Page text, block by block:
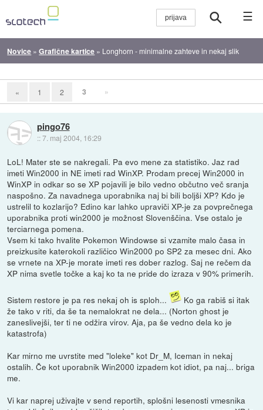
☰
Novice »Grafične kartice » Longhorn - minimalne zahteve in nekaj slik
« 1 2 3 »
pingo76
::7. maj 2004, 16:29
LoL! Mater ste se nakregali. Pa evo mene za statistiko. Jaz rad
imeti Win2000 in NE imeti rad WinXP. Prodam precej Win2000 in
WinXP in odkar so se XP pojavili je bilo vedno občutno več sranja
naspošno. Za navadnega uporabnika naj bi bili boljši XP? Kdo je
ustrelil to kozlarijo? Edino kar lahko upraviči XP-je za povprečnega
uporabnika proti win2000 je možnost Slovenščina. Vse ostalo je
terciarnega pomena.
Vsem ki tako hvalite Pokemon Windowse si vzamite malo časa in
preizkusite katerokoli različico Win2000 po SP2 za mesec dni. Ako
se vrnete na XP-je morate imeti res dober razlog. Saj ne rečem da
XP nima svetle točke a kaj ko ta ne pride do izraza v 90% primerih.
Sistem restore je pa res nekaj oh is sploh...
Ko ga rabiš si itak
že tako v riti, da še ta nemalokrat ne dela... (Norton ghost je
zaneslivejši, ter ti ne odžira virov. Aja, pa še vedno dela ko je
katastrofa)
Kar mirno me uvrstite med "loleke" kot Dr_M, Iceman in nekaj
ostalih. Če kot uporabnik Win2000 izpadem kot idiot, pa naj... briga
me.
Vi kar naprej uživajte v send reportih, splošni lesenosti vmesnika